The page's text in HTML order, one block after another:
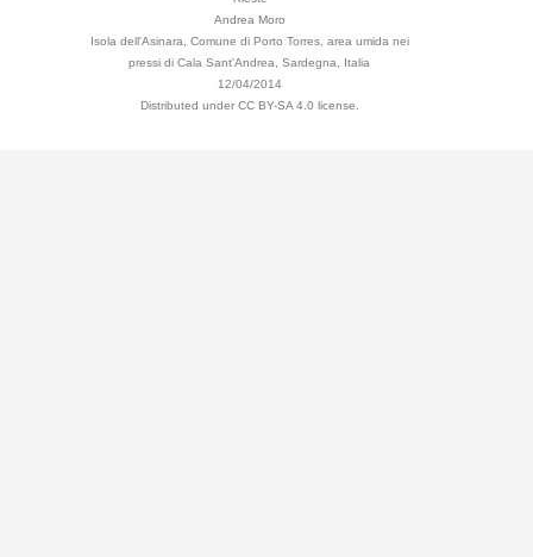
Andrea Moro
Isola dell'Asinara, Comune di Porto Torres, area umida nei
pressi di Cala Sant'Andrea, Sardegna, Italia
12/04/2014
Distributed under CC BY-SA 4.0 license.